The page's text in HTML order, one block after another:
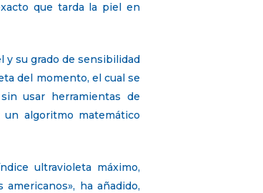
que tarda la piel en
y su grado de sensibilidad
del momento, el cual se
usar herramientas de
algoritmo matemático
ultravioleta máximo,
ha añadido,